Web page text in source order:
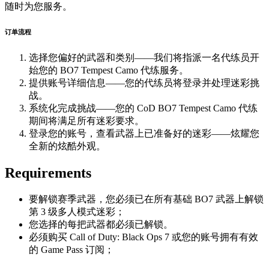
随时为您服务。
订单流程
选择您偏好的武器和类别——我们将指派一名代练员开
始您的 BO7 Tempest Camo 代练服务。
提供账号详细信息——您的代练员将登录并处理迷彩挑
战。
系统化完成挑战——您的 CoD BO7 Tempest Camo 代练
期间将满足所有迷彩要求。
登录您的账号，查看武器上已准备好的迷彩——炫耀您
全新的炫酷外观。
Requirements
要解锁赛季武器，您必须已在所有基础 BO7 武器上解锁
第 3 级多人模式迷彩；
您选择的每把武器都必须已解锁。
必须购买 Call of Duty: Black Ops 7 或您的账号拥有有效
的 Game Pass 订阅；